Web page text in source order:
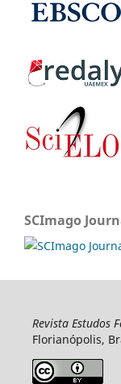
SCImago
Revista Estudos
Florianópolis,